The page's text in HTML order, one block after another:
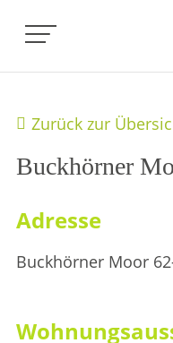
Zurück zur
Buckhörner
Adresse
Buckhörner Moor